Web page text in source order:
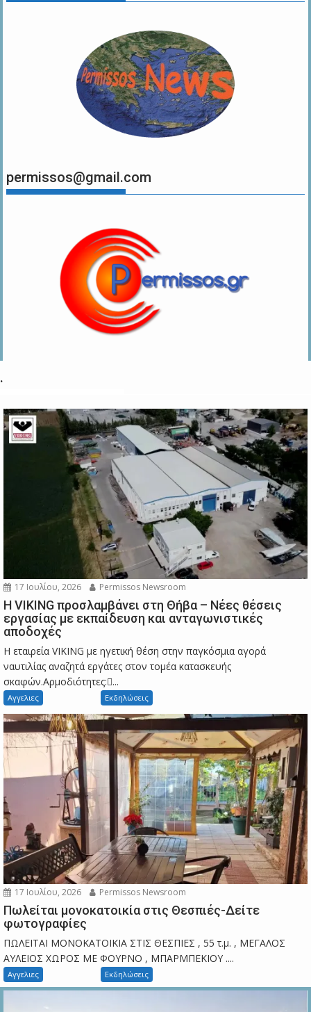
permissos@gmail.com
.
17 Ιουλίου, 2026 Permissos Newsroom
Η VIKING προσλαμβάνει στη Θήβα – Νέες θέσεις
εργασίας με εκπαίδευση και ανταγωνιστικές
αποδοχές
Η εταιρεία VIKING με ηγετική θέση στην παγκόσμια αγορά
ναυτιλίας αναζητά εργάτες στον τομέα κατασκευής
σκαφών.Αρμοδιότητες:...
Αγγελιες Εκδηλώσεις
17 Ιουλίου, 2026 Permissos Newsroom
Πωλείται μονοκατοικία στις Θεσπιές-Δείτε
φωτογραφίες
ΠΩΛΕΙΤΑΙ ΜΟΝΟΚΑΤΟΙΚΙΑ ΣΤΙΣ ΘΕΣΠΙΕΣ , 55 τ.μ. , ΜΕΓΑΛΟΣ
ΑΥΛΕΙΟΣ ΧΩΡΟΣ ΜΕ ΦΟΥΡΝΟ , ΜΠΑΡΜΠΕΚΙΟΥ ....
Αγγελιες Εκδηλώσεις